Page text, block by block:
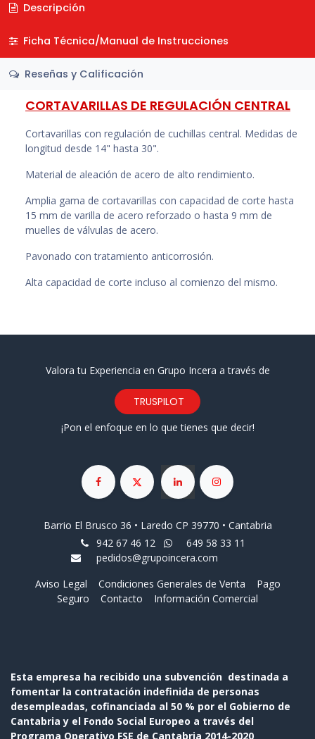
Descripción
Ficha Técnica/Manual de Instrucciones
Reseñas y Calificación
CORTAVARILLAS DE REGULACIÓN CENTRAL
Cortavarillas con regulación de cuchillas central. Medidas de
longitud desde 14" hasta 30".
Material de aleación de acero de alto rendimiento.
Amplia gama de cortavarillas con capacidad de corte hasta
15 mm de varilla de acero reforzado o hasta 9 mm de
muelles de válvulas de acero.
Pavonado con tratamiento anticorrosión.
Alta capacidad de corte incluso al comienzo del mismo.
Valora tu Experiencia en Grupo Incera a través de
TRUSPILOT
¡Pon el enfoque en lo que tienes que decir!
Barrio El Brusco 36 • Laredo CP 39770 • Cantabria
942 67 46 12
649 58 33 11
pedidos@grupoincera.com
Aviso Legal
Condiciones Generales de Venta
Pago
Seguro
Contacto Información Comercial
Esta empresa ha recibido una subvención destinada a
fomentar la contratación indefinida de personas
desempleadas, cofinanciada al 50 % por el Gobierno de
Cantabria y el Fondo Social Europeo a través del
Programa Operativo FSE de Cantabria 2014-2020